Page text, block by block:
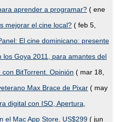
aprender a programar? ( ene
mejorar el cine local? ( feb 5,
El cine dominicano: presente
los Goya 2011, para amantes del
BitTorrent. Opinión ( mar 18,
Max Brace de Pixar ( may
digital con ISO, Apertura,
el Mac App Store, US$299 ( jun